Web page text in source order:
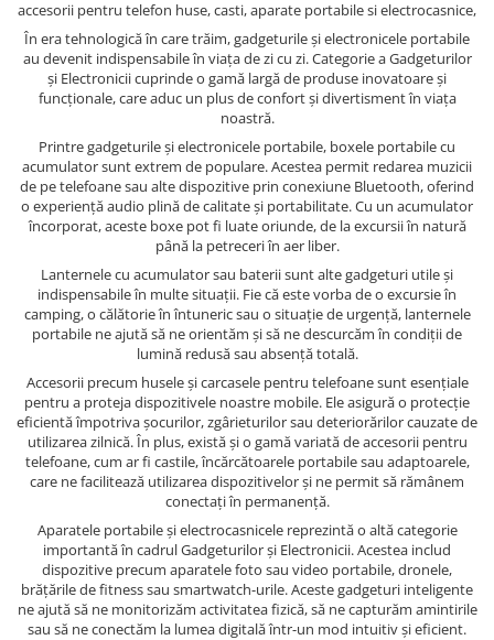
accesorii pentru telefon huse, casti, aparate portabile si electrocasnice,
În era tehnologică în care trăim, gadgeturile și electronicele portabile
au devenit indispensabile în viața de zi cu zi. Categorie a Gadgeturilor
și Electronicii cuprinde o gamă largă de produse inovatoare și
funcționale, care aduc un plus de confort și divertisment în viața
noastră.
Printre gadgeturile și electronicele portabile, boxele portabile cu
acumulator sunt extrem de populare. Acestea permit redarea muzicii
de pe telefoane sau alte dispozitive prin conexiune Bluetooth, oferind
o experiență audio plină de calitate și portabilitate. Cu un acumulator
încorporat, aceste boxe pot fi luate oriunde, de la excursii în natură
până la petreceri în aer liber.
Lanternele cu acumulator sau baterii sunt alte gadgeturi utile și
indispensabile în multe situații. Fie că este vorba de o excursie în
camping, o călătorie în întuneric sau o situație de urgență, lanternele
portabile ne ajută să ne orientăm și să ne descurcăm în condiții de
lumină redusă sau absență totală.
Accesorii precum husele și carcasele pentru telefoane sunt esențiale
pentru a proteja dispozitivele noastre mobile. Ele asigură o protecție
eficientă împotriva șocurilor, zgârieturilor sau deteriorărilor cauzate de
utilizarea zilnică. În plus, există și o gamă variată de accesorii pentru
telefoane, cum ar fi castile, încărcătoarele portabile sau adaptoarele,
care ne facilitează utilizarea dispozitivelor și ne permit să rămânem
conectați în permanență.
Aparatele portabile și electrocasnicele reprezintă o altă categorie
importantă în cadrul Gadgeturilor și Electronicii. Acestea includ
dispozitive precum aparatele foto sau video portabile, dronele,
brățările de fitness sau smartwatch-urile. Aceste gadgeturi inteligente
ne ajută să ne monitorizăm activitatea fizică, să ne capturăm amintirile
sau să ne conectăm la lumea digitală într-un mod intuitiv și eficient.